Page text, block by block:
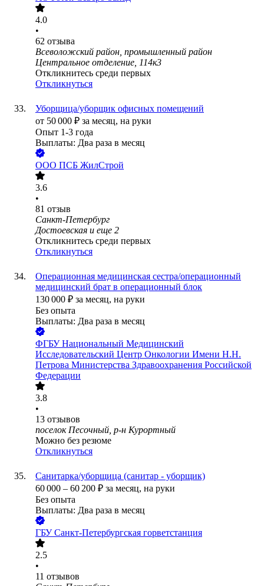
4.0
•
62 отзыва
Всеволожский район, промышленный район
Центральное отделение, 114к3
Откликнитесь среди первых
Откликнуться
Уборщица/уборщик офисных помещений
от 50 000 ₽ за месяц, на руки
Опыт 1-3 года
Выплаты: Два раза в месяц
ООО ПСБ ЖилСтрой
3.6
•
81 отзыв
Санкт-Петербург
Достоевская и еще 2
Откликнитесь среди первых
Откликнуться
Операционная медицинская сестра/операционный
медицинский брат в операционный блок
130 000 ₽ за месяц, на руки
Без опыта
Выплаты: Два раза в месяц
ФГБУ Национальный Медицинский
Исследовательский Центр Онкологии Имени Н.Н.
Петрова Министерства Здравоохранения Российской
Федерации
3.8
•
13 отзывов
поселок Песочный, р-н Курортный
Можно без резюме
Откликнуться
Санитарка/уборщица (санитар - уборщик)
60 000 – 60 200 ₽ за месяц, на руки
Без опыта
Выплаты: Два раза в месяц
ГБУ Санкт-Петербургская горветстанция
2.5
•
11 отзывов